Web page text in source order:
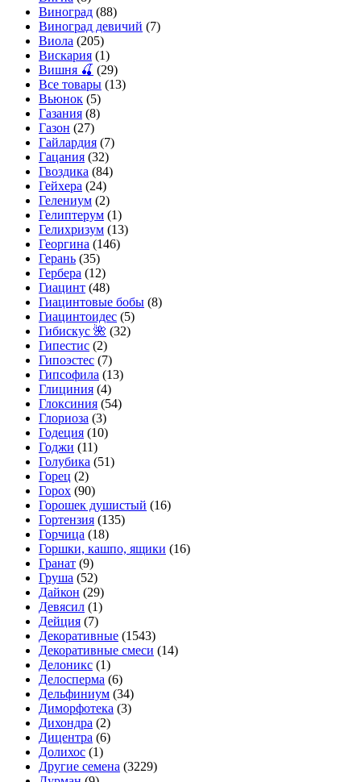
Виноград (88)
Виноград девичий (7)
Виола (205)
Вискария (1)
Вишня 🍒 (29)
Все товары (13)
Вьюнок (5)
Газания (8)
Газон (27)
Гайлардия (7)
Гацания (32)
Гвоздика (84)
Гейхера (24)
Гелениум (2)
Гелиптерум (1)
Гелихризум (13)
Георгина (146)
Герань (35)
Гербера (12)
Гиацинт (48)
Гиацинтовые бобы (8)
Гиацинтоидес (5)
Гибискус 🌺 (32)
Гипестис (2)
Гипоэстес (7)
Гипсофила (13)
Глициния (4)
Глоксиния (54)
Глориоза (3)
Годеция (10)
Годжи (11)
Голубика (51)
Горец (2)
Горох (90)
Горошек душистый (16)
Гортензия (135)
Горчица (18)
Горшки, кашпо, ящики (16)
Гранат (9)
Груша (52)
Дайкон (29)
Девясил (1)
Дейция (7)
Декоративные (1543)
Декоративные смеси (14)
Делоникс (1)
Делосперма (6)
Дельфиниум (34)
Диморфотека (3)
Дихондра (2)
Дицентра (6)
Долихос (1)
Другие семена (3229)